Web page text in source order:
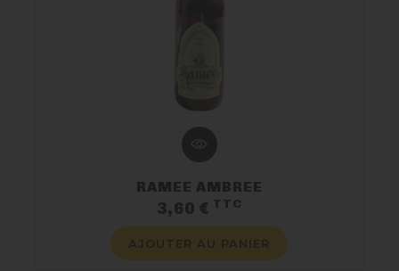
RAMEE AMBREE
3,60 € TTC
AJOUTER AU PANIER